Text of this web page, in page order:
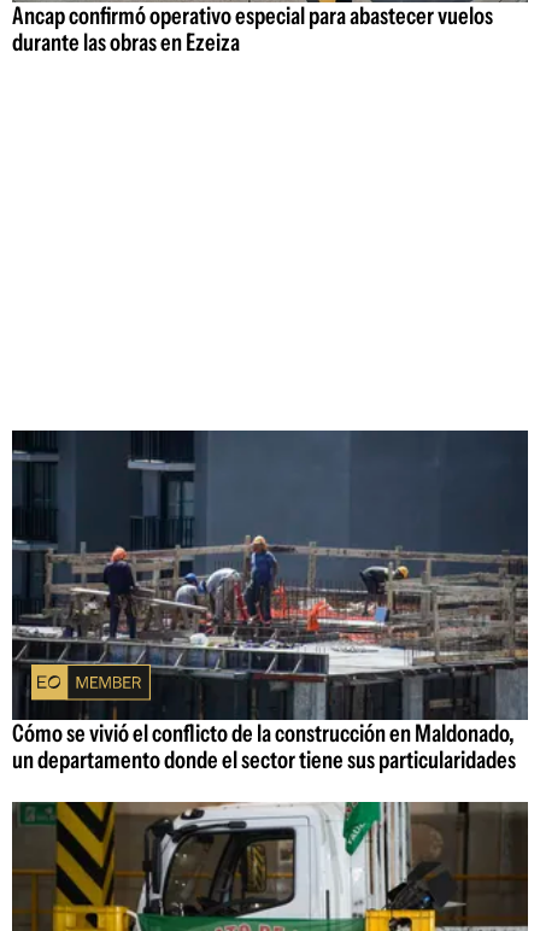
Ancap confirmó operativo especial para abastecer vuelos
durante las obras en Ezeiza
Cómo se vivió el conflicto de la construcción en Maldonado,
un departamento donde el sector tiene sus particularidades